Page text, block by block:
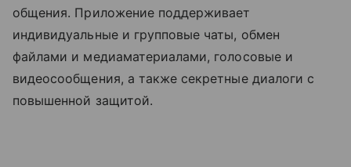
общения. Приложение поддерживает
индивидуальные и групповые чаты, обмен
файлами и медиаматериалами, голосовые и
видеосообщения, а также секретные диалоги с
повышенной защитой.